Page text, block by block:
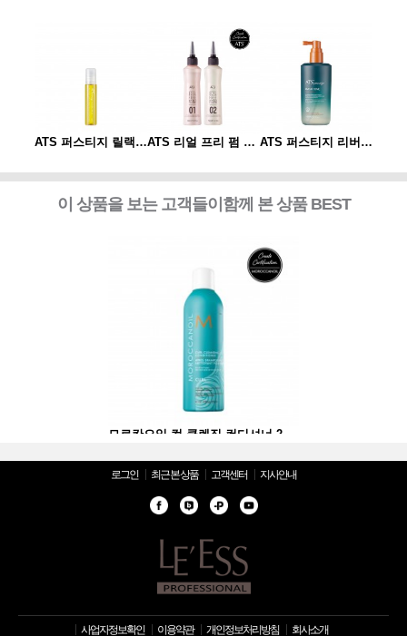
ATS 퍼스티지 릴랙싱 스파오일 10ml ATS 리얼 프리 펌 1제/2제 ATS 퍼스티지 리버시 토닉 140ml
이 상품을 보는 고객들이함께 본 상품 BEST
로그인 최근 본 상품 고객센터 지사안내
사업자정보확인 이용약관 개인정보처리방침 회사소개